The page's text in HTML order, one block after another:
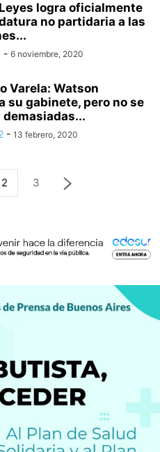
logra oficialmente
no partidaria a las
- 6 noviembre, 2020
Varela: Watson
su gabinete, pero no se
demasiadas...
- 13 febrero, 2020
2 3